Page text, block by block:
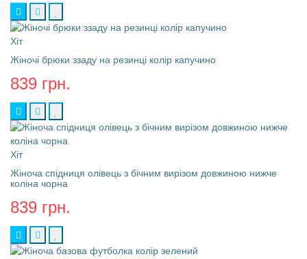
Хіт
Жіночі брюки ззаду на резинці колір капучино
839 грн.
Хіт
Жіноча спідниця олівець з бічним вирізом довжиною нижче
коліна чорна
839 грн.